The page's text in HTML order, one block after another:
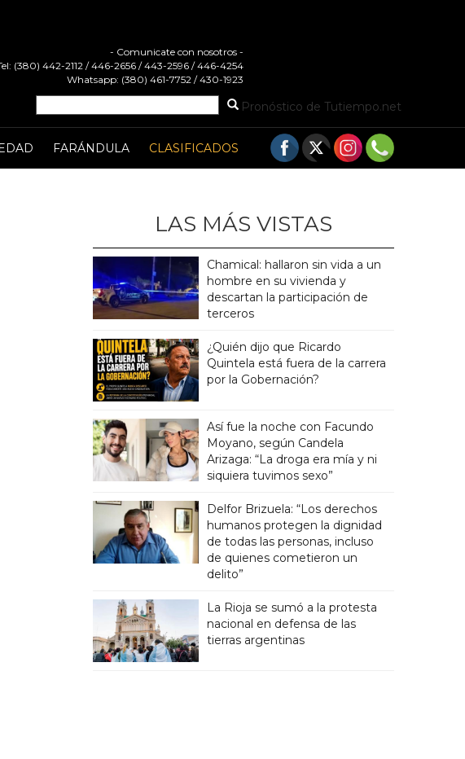
- Comunicate con nosotros -
(380) 442-2112 / 446-2656 / 443-2596 / 446-4254
Whatsapp: (380) 461-7752 / 430-1923
Pronóstico de Tutiempo.net
FARÁNDULA CLASIFICADOS
LAS MÁS VISTAS
Chamical: hallaron sin vida a un
hombre en su vivienda y
descartan la participación de
terceros
¿Quién dijo que Ricardo
Quintela está fuera de la carrera
por la Gobernación?
Así fue la noche con Facundo
Moyano, según Candela
Arizaga: “La droga era mía y ni
siquiera tuvimos sexo”
Delfor Brizuela: “Los derechos
humanos protegen la dignidad
de todas las personas, incluso
de quienes cometieron un
delito”
La Rioja se sumó a la protesta
nacional en defensa de las
tierras argentinas